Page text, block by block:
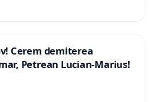
Cerem demiterea
Petrean Lucian-Marius!